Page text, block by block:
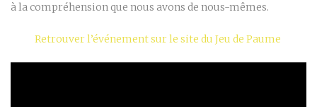
à la compréhension que nous avons de nous-mêmes.
Retrouver l’événement sur le site du Jeu de Paume